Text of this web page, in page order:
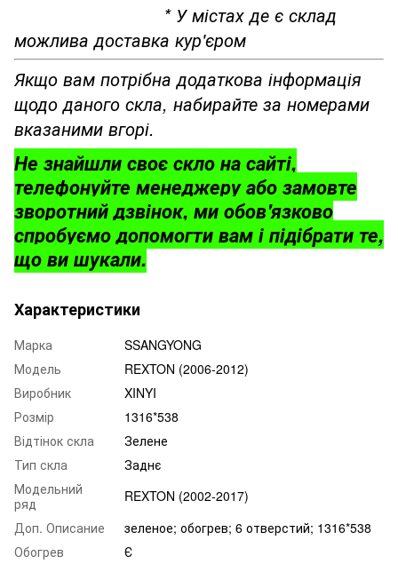
* У містах де є склад
можлива доставка кур'єром
Якщо вам потрібна додаткова інформація
щодо даного скла, набирайте за номерами
вказаними вгорі.
Не знайшли своє скло на сайті,
телефонуйте менеджеру або замовте
зворотний дзвінок, ми обов'язково
спробуємо допомогти вам і підібрати те,
що ви шукали.
Характеристики
Марка
SSANGYONG
Модель
REXTON (2006-2012)
Виробник
XINYI
Розмір
1316*538
Відтінок скла
Зелене
Тип скла
Заднє
Модельний
ряд
REXTON (2002-2017)
Доп. Описание
зеленое; обогрев; 6 отверстий; 1316*538
Обогрев
Є